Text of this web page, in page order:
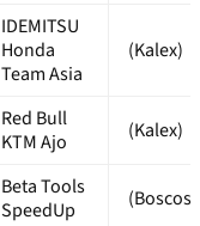
IDEMITSU
Honda
Team Asia
(Kalex)
Red Bull
KTM Ajo
(Kalex)
Beta Tools
SpeedUp